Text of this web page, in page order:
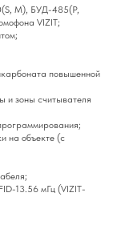
M), БУД-485(P,
VIZIT;
повышенной
и зоны считывателя
на объекте (с
13.56 мГц (VIZIT-